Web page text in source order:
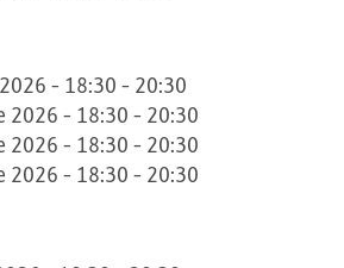
- 18:30 - 20:30
2026 - 18:30 - 20:30
2026 - 18:30 - 20:30
2026 - 18:30 - 20:30